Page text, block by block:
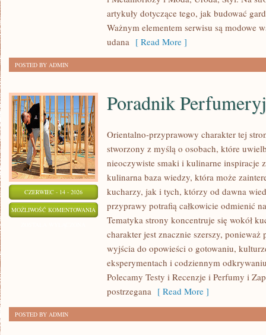
METAMORFOZY
artykuły dotyczące tego, jak budować
Ważnym elementem serwisu są modowe
udana [ Read More ]
POSTED BY ADMIN
CZERWIEC - 14 - 2026
MOŻLIWOŚĆ KOMENTOWANIA PORADNIK
PERFUMERYJNY
Poradnik
Orientalno-przyprawowy charakter tej
stworzony z myślą o osobach, które
nieoczywiste smaki i kulinarne inspiracje
kulinarna baza wiedzy, która może
kucharzy, jak i tych, którzy od dawna
przyprawy potrafią całkowicie odmienić
Tematyka strony koncentruje się wokół
charakter jest znacznie szerszy,
wyjścia do opowieści o gotowaniu,
eksperymentach i codziennym
Polecamy Testy i Recenzje i Perfumy i
postrzegana [ Read More ]
POSTED BY ADMIN